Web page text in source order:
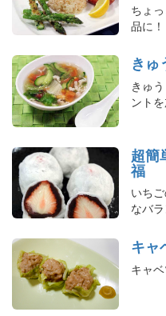
ちょ
品に！
きゅ
きゅ
ントを
超簡
福
いち
なバラ
キャ
キャ